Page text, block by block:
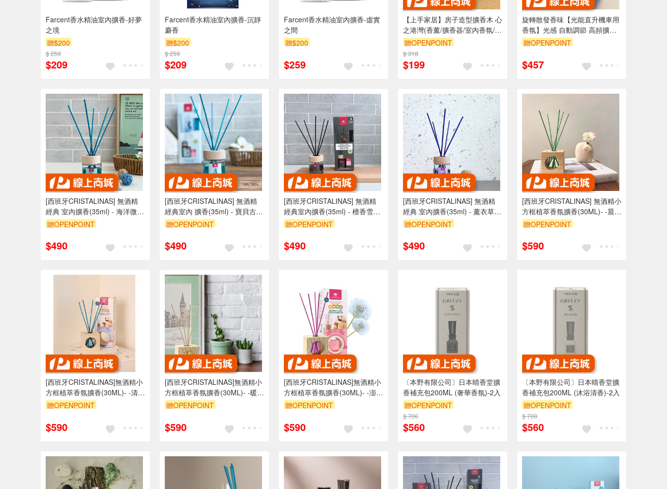
Farcent香水精油室內擴香-好夢
之境
贈$200
$ 259
$209
Farcent香水精油室內擴香-沉靜
麝香
贈$200
$ 259
$209
Farcent香水精油室內擴香-虛實
之間
贈$200
$259
【上手家居】房子造型擴香木 心
之港灣(香薰/擴香器/室內香氛/室
內擴香)
贈OPENPOINT
訂單滿999享9折
$ 318
$199
旋轉散發香味【光能直升機車用
香氛】光感 自動調節 高頻擴散
清香 除醛 室內 居家 擴香儀 空
贈OPENPOINT
$457
[西班牙CRISTALINAS] 無酒精
經典 室內擴香(35ml) - 海洋微風
贈OPENPOINT
$490
[西班牙CRISTALINAS] 無酒精
經典室內 擴香(35ml) - 寶貝古龍
佛手柑 柑橘香調 白麝香 香氛
贈OPENPOINT
$490
[西班牙CRISTALINAS] 無酒精
經典室內擴香(35ml) - 檀香雪松
木質調 秋冬 香氛 擴香 雪松
贈OPENPOINT
$490
[西班牙CRISTALINAS] 無酒精
經典 室內擴香(35ml) - 薰衣草
薰衣草 杉木 丁香
贈OPENPOINT
$490
[西班牙CRISTALINAS] 無酒精小
方框植萃香氛擴香(30ML)- -晨露
花園【去味加強版】
贈OPENPOINT
$590
[西班牙CRISTALINAS]無酒精小
方框植萃香氛擴香(30ML)- -清新
空氣【去味加強版】
贈OPENPOINT
$590
[西班牙CRISTALINAS]無酒精小
方框植萃香氛擴香(30ML)- -暖香
茉莉【去味加強版】
贈OPENPOINT
$590
[西班牙CRISTALINAS]無酒精小
方框植萃香氛擴香(30ML)- -澎鬆
毛巾【去味加強版】
贈OPENPOINT
$590
〔本野有限公司〕日本晴香堂擴
香補充包200ML (奢華香氛)-2入
贈OPENPOINT
$ 700
$560
〔本野有限公司〕日本晴香堂擴
香補充包200ML (沐浴清香)-2入
贈OPENPOINT
$ 700
$560